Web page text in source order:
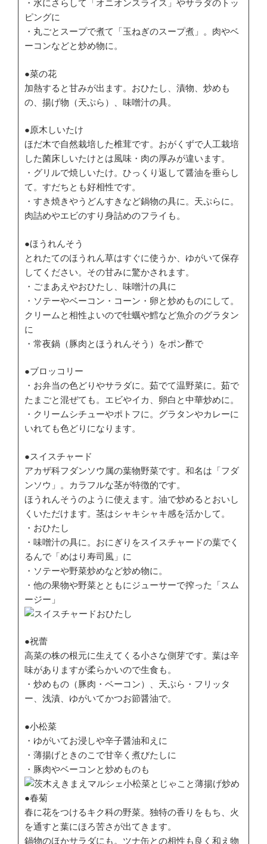
・水にさらして「オニオンスライス」やサラダのトッ
ピングに
・丸ごとスープで煮て「玉ねぎのスープ煮」。肉やベ
ーコンなどと炒め物に。
●菜の花
加熱すると甘みが出ます。おひたし、漬物、炒めも
の、揚げ物（天ぷら）、味噌汁の具。
●原木しいたけ
ほだ木で自然栽培した椎茸です。おがくずで人工栽培
した菌床しいたけとは風味・肉の厚みが違います。
・グリルで焼しいたけ。ひっくり返して醤油を垂らし
て。すだちとも好相性です。
・すき焼きやうどんすきなど鍋物の具に。天ぷらに。
肉詰めやエビのすり身詰めのフライも。
●ほうれんそう
とれたてのほうれん草はすぐに使うか、ゆがいて保存
してください。その甘みに驚かされます。
・ごまあえやおひたし、味噌汁の具に
・ソテーやベーコン・コーン・卵と炒めものにして。
クリームと相性よいので牡蠣や鱈など魚介のグラタン
に
・常夜鍋（豚肉とほうれんそう）をポン酢で
●ブロッコリー
・お弁当の色どりやサラダに。茹でて温野菜に。茹で
たまごと混ぜても。エビやイカ、卵白と中華炒めに。
・クリームシチューやポトフに。グラタンやカレーに
いれても色どりになります。
●スイスチャード
アカザ科フダンソウ属の葉物野菜です。和名は「フダ
ンソウ」。カラフルな茎が特徴的です。
ほうれんそうのように使えます。油で炒めるとおいし
くいただけます。茎はシャキシャキ感を活かして。
・おひたし
・味噌汁の具に。おにぎりをスイスチャードの葉でく
るんで「めはり寿司風」に
・ソテーや野菜炒めなど炒め物に。
・他の果物や野菜とともにジューサーで搾った「スム
ージー」
●祝蕾
高菜の株の根元に生えてくる小さな側芽です。葉は辛
味がありますが柔らかいので生食も。
・炒めもの（豚肉・ベーコン）、天ぷら・フリッタ
ー、浅漬、ゆがいてかつお節醤油で。
●小松菜
・ゆがいてお浸しや辛子醤油和えに
・薄揚げときのこで甘辛く煮びたしに
・豚肉やベーコンと炒めものも
●春菊
春に花をつけるキク科の野菜。独特の香りをもち、火
を通すと葉にほろ苦さが出てきます。
鍋物のほかサラダにも。ツナ缶との相性も良く和え物